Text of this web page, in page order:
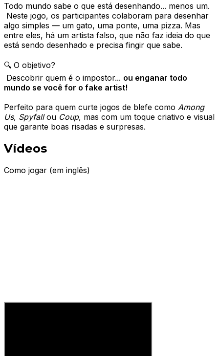
Todo mundo sabe o que está desenhando... menos um.
Neste jogo, os participantes colaboram para desenhar
algo simples — um gato, uma ponte, uma pizza. Mas
entre eles, há um artista falso, que não faz ideia do que
está sendo desenhado e precisa fingir que sabe.
🔍 O objetivo?
Descobrir quem é o impostor... ou enganar todo
mundo se você for o fake artist!
Perfeito para quem curte jogos de blefe como Among
Us, Spyfallou Coup, mas com um toque criativo e visual
que garante boas risadas e surpresas.
Vídeos
Como jogar (em inglês)